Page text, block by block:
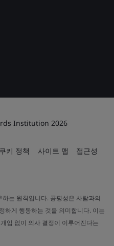
Institution 2026
쿠키 정책 사이트 맵 접근성
는 원칙입니다. 공평성은 사람과의
하게 행동하는 것을 의미합니다. 이는
입 없이 의사 결정이 이루어진다는